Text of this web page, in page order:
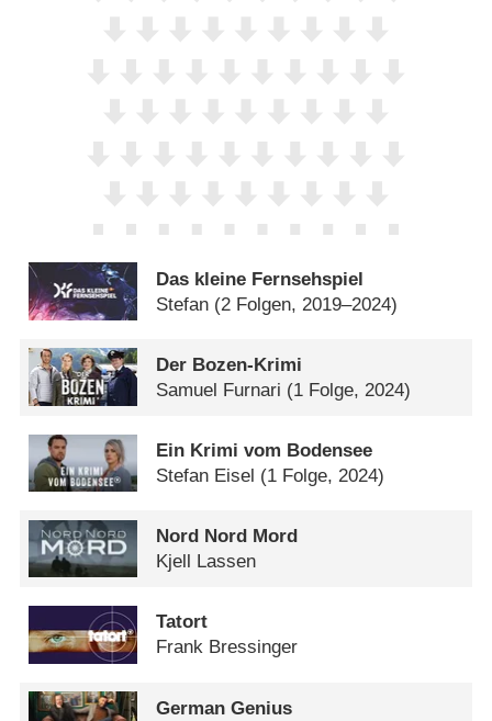
Das kleine Fernsehspiel
Stefan (2 Folgen, 2019–2024)
Der Bozen-Krimi
Samuel Furnari (1 Folge, 2024)
Ein Krimi vom Bodensee
Stefan Eisel (1 Folge, 2024)
Nord Nord Mord
Kjell Lassen
Tatort
Frank Bressinger
German Genius